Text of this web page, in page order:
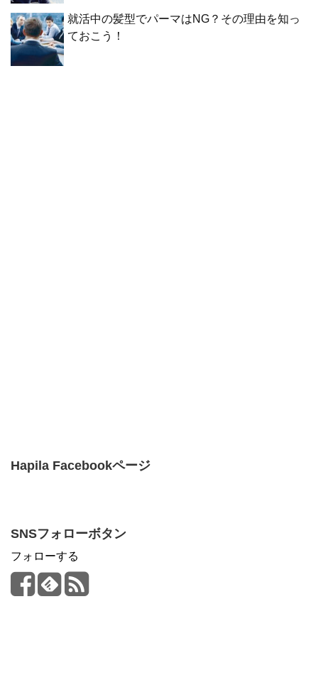
就活中の髪型でパーマはNG？その理由を知っ
ておこう！
Hapila Facebookページ
SNSフォローボタン
フォローする